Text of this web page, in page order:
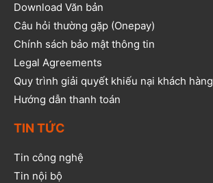
Download Văn bản
Câu hỏi thường gặp (Onepay)
Chính sách bảo mật thông tin
Legal Agreements
Quy trình giải quyết khiếu nại khách hàng
Hướng dẫn thanh toán
TIN TỨC
Tin công nghệ
Tin nội bộ